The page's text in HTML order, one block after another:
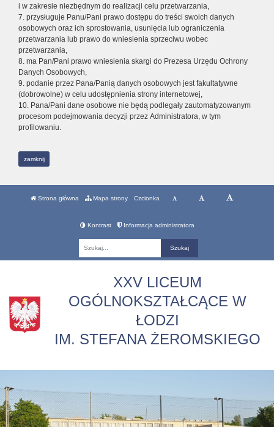
i w zakresie niezbędnym do realizacji celu przetwarzania,
7. przysługuje Panu/Pani prawo dostępu do treści swoich danych
osobowych oraz ich sprostowania, usunięcia lub ograniczenia
przetwarzania lub prawo do wniesienia sprzeciwu wobec
przetwarzania,
8. ma Pan/Pani prawo wniesienia skargi do Prezesa Urzędu Ochrony
Danych Osobowych,
9. podanie przez Pana/Panią danych osobowych jest fakultatywne
(dobrowolne) w celu udostępnienia strony internetowej,
10. Pana/Pani dane osobowe nie będą podlegały zautomatyzowanym
procesom podejmowania decyzji przez Administratora, w tym
profilowaniu.
zamknij
Strona główna Mapa strony Czcionka
Kontrast Informacja administratora
XXV LICEUM
OGÓLNOKSZTAŁCĄCE W
ŁODZI
IM. STEFANA ŻEROMSKIEGO